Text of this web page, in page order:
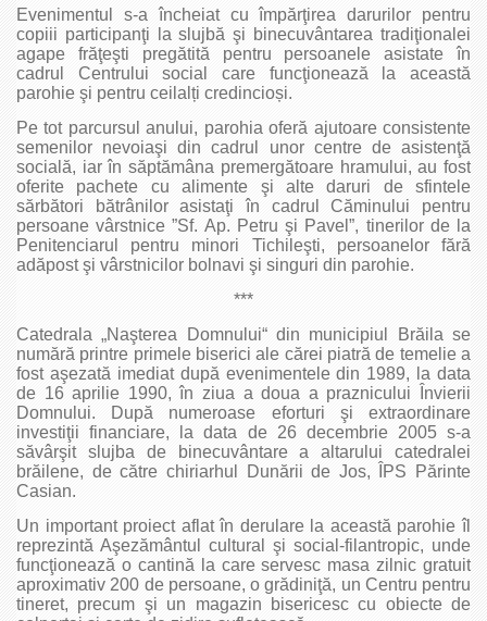
Evenimentul s-a încheiat cu împărţirea darurilor pentru
copiii participanţi la slujbă şi binecuvântarea tradiţionalei
agape frăţeşti pregătită pentru persoanele asistate în
cadrul Centrului social care funcţionează la această
parohie şi pentru ceilalți credincioși.
Pe tot parcursul anului, parohia oferă ajutoare consistente
semenilor nevoiaşi din cadrul unor centre de asistenţă
socială, iar în săptămâna premergătoare hramului, au fost
oferite pachete cu alimente şi alte daruri de sfintele
sărbători bătrânilor asistaţi în cadrul Căminului pentru
persoane vârstnice ”Sf. Ap. Petru şi Pavel”, tinerilor de la
Penitenciarul pentru minori Tichileşti, persoanelor fără
adăpost şi vârstnicilor bolnavi şi singuri din parohie.
***
Catedrala „Naşterea Domnului“ din municipiul Brăila se
numără printre primele biserici ale cărei piatră de temelie a
fost aşezată imediat după evenimentele din 1989, la data
de 16 aprilie 1990, în ziua a doua a praznicului Învierii
Domnului. După numeroase eforturi şi extraordinare
investiţii financiare, la data de 26 decembrie 2005 s-a
săvârşit slujba de binecuvântare a altarului catedralei
brăilene, de către chiriarhul Dunării de Jos, ÎPS Părinte
Casian.
Un important proiect aflat în derulare la această parohie îl
reprezintă Aşezământul cultural şi social-filantropic, unde
funcţionează o cantină la care servesc masa zilnic gratuit
aproximativ 200 de persoane, o grădiniţă, un Centru pentru
tineret, precum şi un magazin bisericesc cu obiecte de